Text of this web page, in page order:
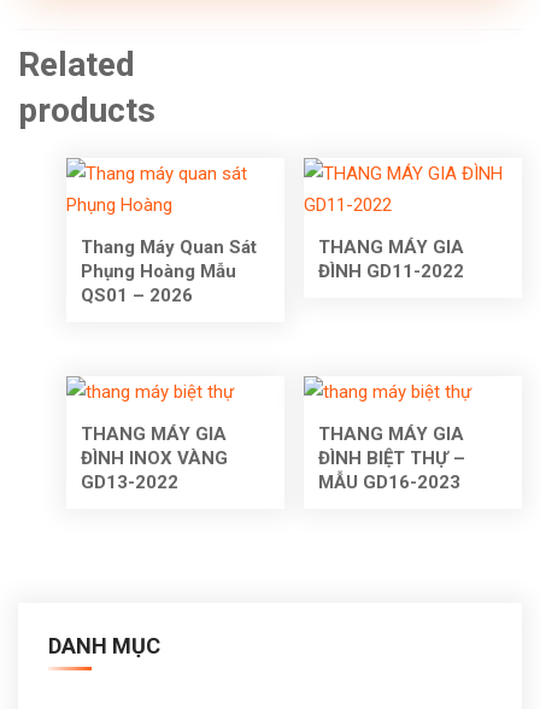
Related
products
Thang Máy Quan Sát
Phụng Hoàng Mẫu
QS01 – 2026
THANG MÁY GIA
ĐÌNH GD11-2022
THANG MÁY GIA
ĐÌNH INOX VÀNG
GD13-2022
THANG MÁY GIA
ĐÌNH BIỆT THỰ –
MẪU GD16-2023
DANH MỤC